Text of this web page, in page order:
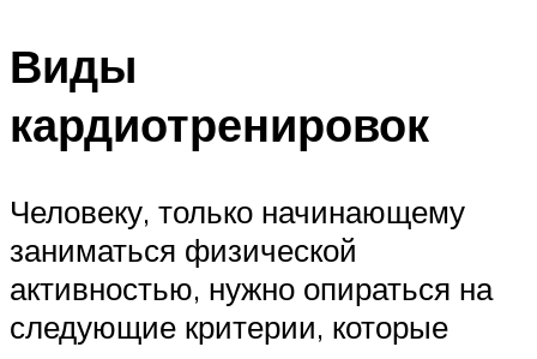
Виды
кардиотренировок
Человеку, только начинающему
заниматься физической
активностью, нужно опираться на
следующие критерии, которые